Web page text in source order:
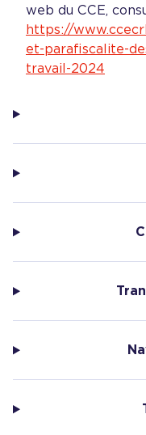
web du CCE,
https://
et-parafiscalite-
travail-2024